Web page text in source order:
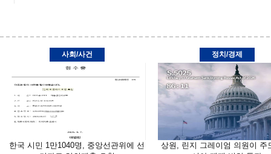
사회/사건
한국 시민 1만1040명, 중앙선관위에 선
정치/경제
상원, 린지 그레이엄 의원이 주